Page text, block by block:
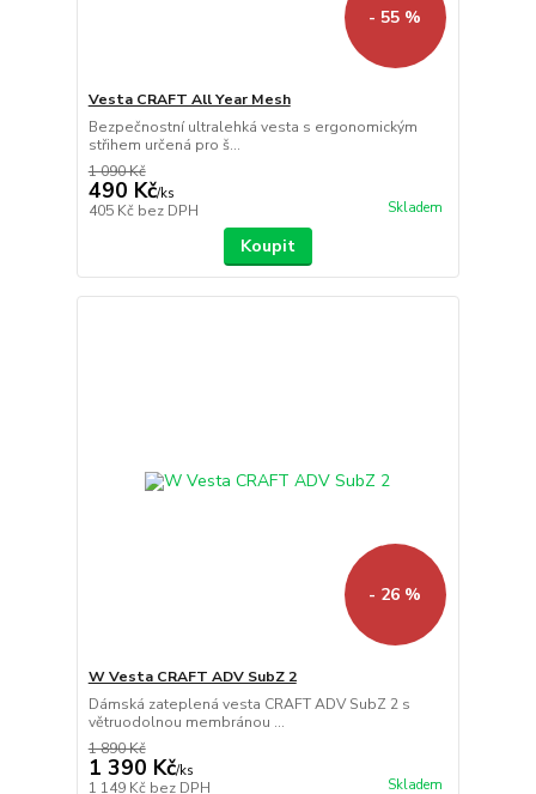
- 55 %
Vesta CRAFT All Year Mesh
Bezpečnostní ultralehká vesta s ergonomickým
střihem určená pro š...
1 090 Kč
490 Kč/ks
405 Kč bez DPH Skladem
Koupit
- 26 %
W Vesta CRAFT ADV SubZ 2
Dámská zateplená vesta CRAFT ADV SubZ 2 s
větruodolnou membránou ...
1 890 Kč
1 390 Kč/ks
1 149 Kč bez DPH Skladem